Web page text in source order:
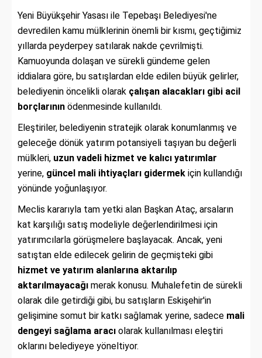
Yeni Büyükşehir Yasası ile Tepebaşı Belediyesi'ne
devredilen kamu mülklerinin önemli bir kısmı, geçtiğimiz
yıllarda peyderpey satılarak nakde çevrilmişti.
Kamuoyunda dolaşan ve sürekli gündeme gelen
iddialara göre, bu satışlardan elde edilen büyük gelirler,
belediyenin öncelikli olarak çalışan alacakları gibi acil
borçlarının ödenmesinde kullanıldı.
Eleştiriler, belediyenin stratejik olarak konumlanmış ve
geleceğe dönük yatırım potansiyeli taşıyan bu değerli
mülkleri, uzun vadeli hizmet ve kalıcı yatırımlar
yerine, güncel mali ihtiyaçları gidermek için kullandığı
yönünde yoğunlaşıyor.
Meclis kararıyla tam yetki alan Başkan Ataç, arsaların
kat karşılığı satış modeliyle değerlendirilmesi için
yatırımcılarla görüşmelere başlayacak. Ancak, yeni
satıştan elde edilecek gelirin de geçmişteki gibi
hizmet ve yatırım alanlarına aktarılıp
aktarılmayacağı merak konusu. Muhalefetin de sürekli
olarak dile getirdiği gibi, bu satışların Eskişehir'in
gelişimine somut bir katkı sağlamak yerine, sadece mali
dengeyi sağlama aracı olarak kullanılması eleştiri
oklarını belediyeye yöneltiyor.